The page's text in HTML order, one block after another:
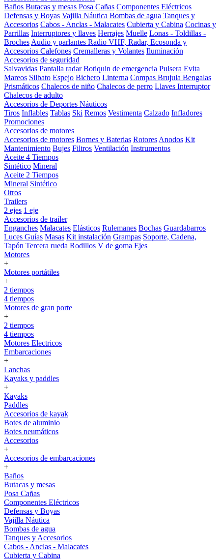
Baños Butacas y mesas Posa Cañas Componentes Eléctricos
Defensas y Boyas Vajilla Náutica Bombas de agua Tanques y
Accesorios Cabos - Anclas - Malacates Cubierta y Cabina Cocinas y
Parrillas Interruptores y llaves Herrajes Muelle Lonas - Toldillas -
Broches Audio y parlantes Radio VHF, Radar, Ecosonda y
Accesorios Calefones Cremalleras y Volantes Iluminación
Accesorios de seguridad
Salvavidas Pantalla radar Botiquin de emergencia Pulsera Evita
Mareos Silbato Espejo Bichero Linterna Compas Brujula Bengalas
Prismáticos Chalecos de niño Chalecos de perro Llaves Interruptor
Chalecos de adulto
Accesorios de Deportes Náuticos
Tiros Inflables Tablas Ski Remos Vestimenta Calzado Infladores
Promociones
Accesorios de motores
Accesorios de motores Bornes y Baterias Rotores Anodos Kit
Mantenimiento Bujes Filtros Ventilación Instrumentos
Aceite 4 Tiempos
Sintético Mineral
Aceite 2 Tiempos
Mineral Sintético
Otros
Trailers
2 ejes 1 eje
Accesorios de trailer
Enganches Malacates Elásticos Rulemanes Bochas Guardabarros
Luces Guías Masas Kit instalación Grampas Soporte, Cadena,
Tapón Tercera rueda Rodillos V de goma Ejes
Motores
+
Motores portátiles
+
2 tiempos
4 tiempos
Motores de gran porte
+
2 tiempos
4 tiempos
Motores Electricos
Embarcaciones
+
Lanchas
Kayaks y paddles
+
Kayaks
Paddles
Accesorios de kayak
Botes de aluminio
Botes neumáticos
Accesorios
+
Accesorios de embarcaciones
+
Baños
Butacas y mesas
Posa Cañas
Componentes Eléctricos
Defensas y Boyas
Vajilla Náutica
Bombas de agua
Tanques y Accesorios
Cabos - Anclas - Malacates
Cubierta y Cabina